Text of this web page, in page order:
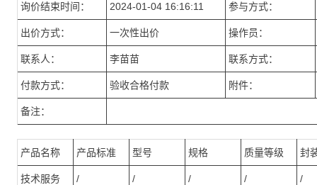
询价结束时间： 2024-01-04 16:16:11 参与方式：
出价方式： 一次性出价 操作员：
联系人： 李苗苗 联系方式：
付款方式： 验收合格付款 附件：
备注：
产品名称 产品标准 型号 规格 质量等级 封
技术服务 / / / / /